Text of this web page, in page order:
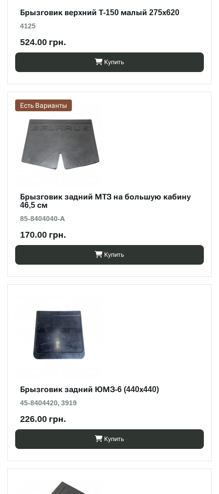
Брызговик верхний Т-150 малый 275х620
4125
524.00 грн.
Купить
Есть Варианты
Брызговик задний МТЗ на большую кабину
46,5 см
85-8404040-А
170.00 грн.
Купить
Брызговик задний ЮМЗ-6 (440х440)
45-8404420, 3919
226.00 грн.
Купить